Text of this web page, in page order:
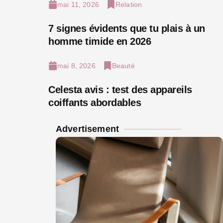
mai 11, 2026 Relation
7 signes évidents que tu plais à un
homme timide en 2026
mai 8, 2026 Beauté
Celesta avis : test des appareils
coiffants abordables
Advertisement